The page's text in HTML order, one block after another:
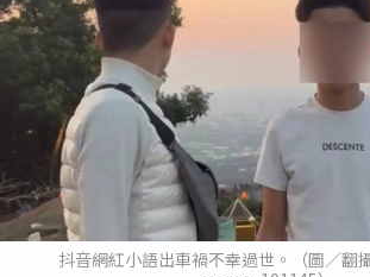
抖音網紅小語出車禍不幸過世。（圖／翻